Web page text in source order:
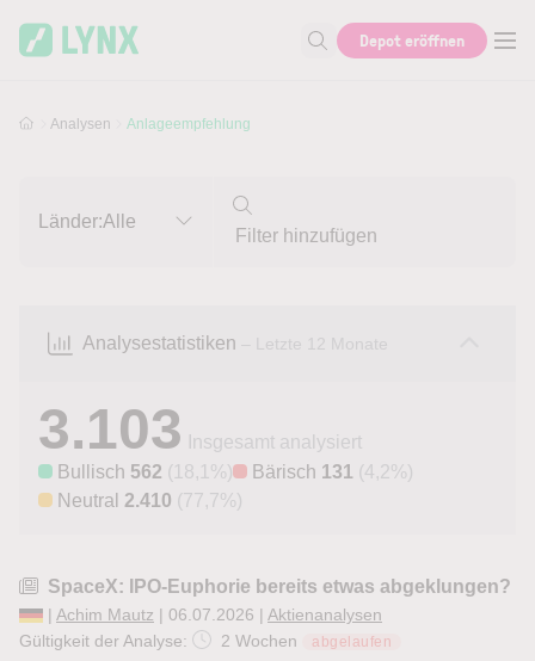
Suche nach Aktie, Autor...
Depot eröffnen
Analysen Anlageempfehlung
Länder:Alle
Analysestatistiken – Letzte 12 Monate
3.103
Insgesamt analysiert
Bullisch 562 (18,1%) Bärisch 131 (4,2%)
Neutral 2.410 (77,7%)
SpaceX: IPO-Euphorie bereits etwas abgeklungen?
| Achim Mautz | 06.07.2026 | Aktienanalysen
Gültigkeit der Analyse:
2 Wochen abgelaufen